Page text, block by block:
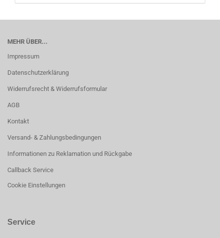
MEHR ÜBER...
Impressum
Datenschutzerklärung
Widerrufsrecht & Widerrufsformular
AGB
Kontakt
Versand- & Zahlungsbedingungen
Informationen zu Reklamation und Rückgabe
Callback Service
Cookie Einstellungen
Service